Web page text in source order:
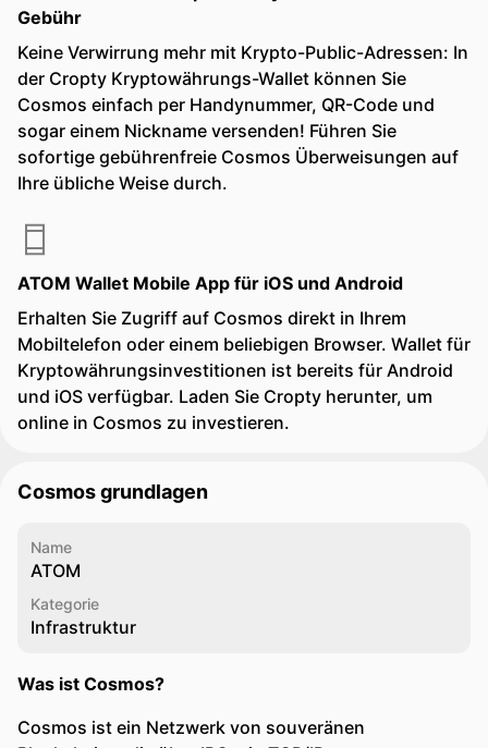
Gebühr
Keine Verwirrung mehr mit Krypto-Public-Adressen: In
der Cropty Kryptowährungs-Wallet können Sie
Cosmos einfach per Handynummer, QR-Code und
sogar einem Nickname versenden! Führen Sie
sofortige gebührenfreie Cosmos Überweisungen auf
Ihre übliche Weise durch.
ATOM Wallet Mobile App für iOS und Android
Erhalten Sie Zugriff auf Cosmos direkt in Ihrem
Mobiltelefon oder einem beliebigen Browser. Wallet für
Kryptowährungsinvestitionen ist bereits für Android
und iOS verfügbar. Laden Sie Cropty herunter, um
online in Cosmos zu investieren.
Cosmos grundlagen
Name
ATOM
Kategorie
Infrastruktur
Was ist Cosmos?
Cosmos ist ein Netzwerk von souveränen